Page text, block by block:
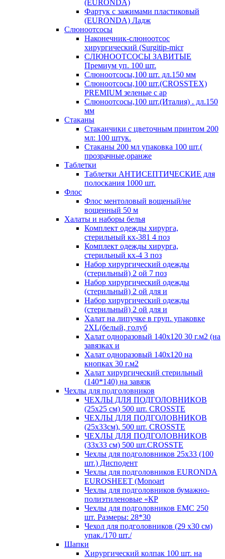
(EURONDA)
Фартук с зажимами пластиковый
(EURONDA) Ладж
Слюноотсосы
Наконечник-слюноотсос
хирургический (Surgitip-micr
СЛЮНООТСОСЫ ЗАВИТЫЕ
Премиум уп. 100 шт.
Слюноотсосы,100 шт. дл.150 мм
Слюноотсосы,100 шт.(CROSSTEX)
PREMIUM зеленые с ар
Слюноотсосы,100 шт.(Италия) . дл.150
мм
Стаканы
Стаканчики с цветочным принтом 200
мл: 100 штук.
Стаканы 200 мл упаковка 100 шт.(
прозрачные,оранже
Таблетки
Таблетки АНТИСЕПТИЧЕСКИЕ для
полоскания 1000 шт.
Флос
Флос ментоловый вощеный/не
вощенный 50 м
Халаты и наборы белья
Комплект одежды хирурга,
стерильный кх-381 4 поз
Комплект одежды хирурга,
стерильный кх-4 3 поз
Набор хирургический одежды
(стерильный) 2 ой 7 поз
Набор хирургический одежды
(стерильный) 2 ой для и
Набор хирургический одежды
(стерильный) 2 ой для и
Халат на липучке в груп. упаковке
2XL(белый, голуб
Халат одноразовый 140х120 30 г.м2 (на
завязках и
Халат одноразовый 140х120 на
кнопках 30 г.м2
Халат хирургический стерильный
(140*140) на завязк
Чехлы для подголовников
ЧЕХЛЫ ДЛЯ ПОДГОЛОВНИКОВ
(25х25 см) 500 шт. CROSSTE
ЧЕХЛЫ ДЛЯ ПОДГОЛОВНИКОВ
(25х33см), 500 шт. CROSSTE
ЧЕХЛЫ ДЛЯ ПОДГОЛОВНИКОВ
(33х33 см) 500 шт.CROSSTE
Чехлы для подголовников 25х33 (100
шт.) Дисподент
Чехлы для подголовников EURONDA
EUROSHEET (Monoart
Чехлы для подголовников бумажно-
полиэтиленовые «КР
Чехлы для подголовников ЕМС 250
шт. Размеры: 28*30
Чехол для подголовников (29 х30 см)
упак./170 шт./
Шапки
Хирургический колпак 100 шт. на